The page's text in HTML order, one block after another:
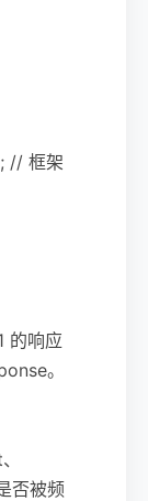
// 框架
的响应
。
否被频